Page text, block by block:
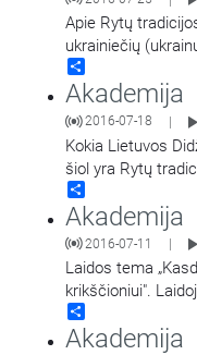
Apie Rytų
ukrainiečių
Vilniaus Bazilijonų
Ukrainos katalikų
Akademija
2016-07-18
Kokia Lietuvos
šiol yra Rytų
vadiname
Akademija
2016-07-11
Laidos tema
krikščioniui".
studijų magistru
pasaulio filosofiją,
Akademija